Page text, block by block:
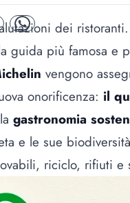
whatsappdei
guida più famosa e
vengono
onorificenza: il
gastronomia
e le sue
riciclo, rifiuti e